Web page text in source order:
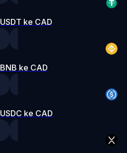
USDT ke CAD
BNB ke CAD
USDC ke CAD